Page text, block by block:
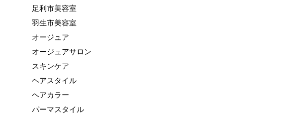
足利市美容室
羽生市美容室
オージュア
オージュアサロン
スキンケア
ヘアスタイル
ヘアカラー
パーマスタイル